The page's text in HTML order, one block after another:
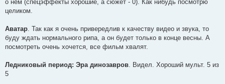
о нём (спецэффекты хорошие, а сюжет - 0). Как нибудь посмотрю
целиком.
Аватар. Так как я очень привередлив к качеству видео и звука, то
буду ждать нормального рипа, а он будет только в конце весны. А
посмотреть очень хочется, все фильм хвалят.
Ледниковый период: Эра динозавров. Видел. Хороший мульт. 5 из
5